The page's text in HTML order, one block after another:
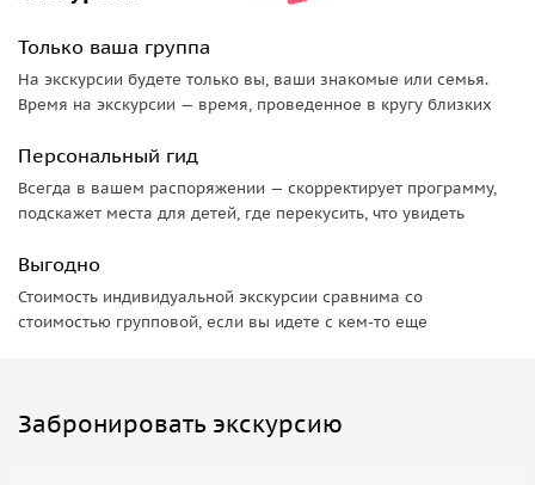
Только ваша группа
На экскурсии будете только вы, ваши знакомые или семья.
Время на экскурсии — время, проведенное в кругу близких
Персональный гид
Всегда в вашем распоряжении — скорректирует программу,
подскажет места для детей, где перекусить, что увидеть
Выгодно
Стоимость индивидуальной экскурсии сравнима со
стоимостью групповой, если вы идете с кем-то еще
Забронировать экскурсию